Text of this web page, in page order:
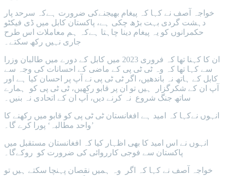
خواجہ آصف نے کہا کہ پیغام بھیجنےکی ضرورت ہےکہ سرحد پار
دہشت گردی بہت بڑھ چکی ہے، پاکستان کابل میں ڈی فیکٹو
حکمرانوں کو یہ پیغام دینا چاہتا ہےکہ ہم معاملات اس طرح
جاری نہیں رکھ سکتے۔
ان کا کہنا تھا کہ فروری 2023 میں کابل کے دورے میں طالبان وزرا
سے کہا تھا کہ وہ ٹی ٹی پی کے ماضی کے احسانات کی وجہ سے
کابل کے ہاتھ نہ باندھیں، اگر ٹی ٹی پی نے آپ پر احسان کیا ہے اور
آپ ان کے شکرگزار ہیں تو ان پر قابو رکھیں، ٹی ٹی پی کو ہمارے
ساتھ جنگ شروع نہ کرنے دیں، آپ ان کے اتحادی نہ بنیں۔
انہوں نےکہا کہ امید ہے افغانستان ٹی ٹی پی کو قابو میں رکھنے کا
’واحد مطالبہ‘ پورا کرے گا۔
انہوں نے اس امید کا بھی اظہار کیا کہ افغانستان مستقبل میں
پاکستان سے فوجی کارروائی کی ضرورت کو روکےگا۔
خواجہ آصف نے کہا کہ اگر وہ ہمیں نقصان پہنچا سکتے ہیں تو